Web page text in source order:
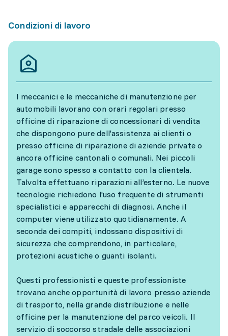
Condizioni di lavoro
I meccanici e le meccaniche di manutenzione per
automobili lavorano con orari regolari presso
officine di riparazione di concessionari di vendita
che dispongono pure dell'assistenza ai clienti o
presso officine di riparazione di aziende private o
ancora officine cantonali o comunali. Nei piccoli
garage sono spesso a contatto con la clientela.
Talvolta effettuano riparazioni all’esterno. Le nuove
tecnologie richiedono l'uso frequente di strumenti
specialistici e apparecchi di diagnosi. Anche il
computer viene utilizzato quotidianamente. A
seconda dei compiti, indossano dispositivi di
sicurezza che comprendono, in particolare,
protezioni acustiche o guanti isolanti.
Questi professionisti e queste professioniste
trovano anche opportunità di lavoro presso aziende
di trasporto, nella grande distribuzione e nelle
officine per la manutenzione del parco veicoli. Il
servizio di soccorso stradale delle associazioni